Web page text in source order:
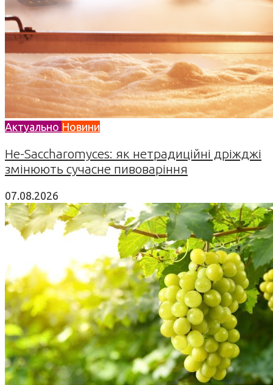
Актуально Новини
Не-Saccharomyces: як нетрадиційні дріжджі
змінюють сучасне пивоваріння
07.08.2026